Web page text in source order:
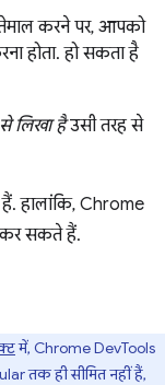
करने पर, आपको
होता. हो सकता है
लिखा हैउसी तरह से
हालांकि, Chrome
कर सकते हैं.
में, Chrome DevTools
तक ही सीमित नहीं हैं,